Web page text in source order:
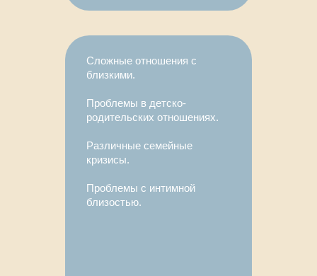
Сложные отношения с
близкими.
Проблемы в детско-
родительских отношениях.
Различные семейные
кризисы.
Проблемы с интимной
близостью.